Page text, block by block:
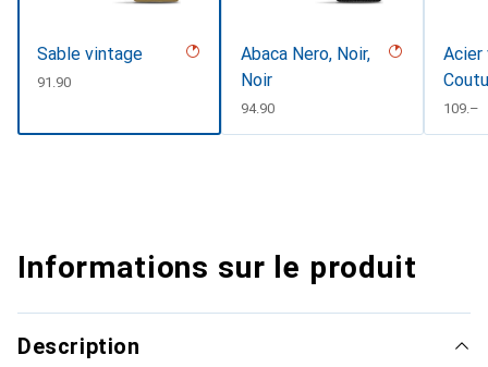
Sable vintage
CHF
91.90
Abaca Nero, Noir,
Noir
CHF
94.90
Acier
CHF
109.–
Informations sur le produit
Description